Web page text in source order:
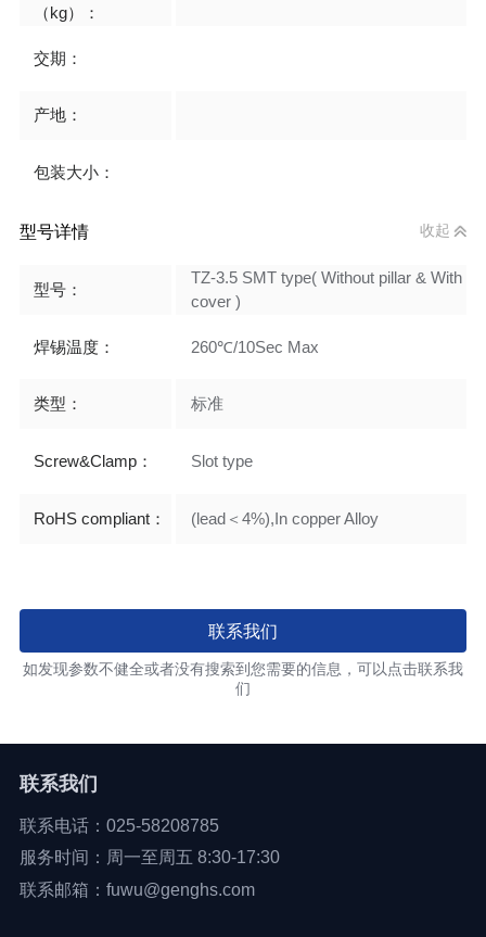
（kg）：
交期：
产地：
包装大小：
型号详情 收起
型号：
TZ-3.5 SMT type( Without pillar & With
cover )
焊锡温度： 260℃/10Sec Max
类型： 标准
Screw&Clamp： Slot type
RoHS compliant： (lead＜4%),In copper Alloy
联系我们
如发现参数不健全或者没有搜索到您需要的信息，可以点击联系我
们
联系我们
联系电话：025-58208785
服务时间：周一至周五 8:30-17:30
联系邮箱：fuwu@genghs.com